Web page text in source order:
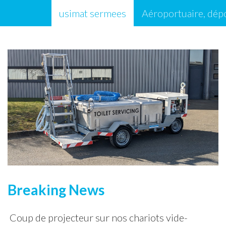
usimat sermees Aéroportuaire,
Média
Breaking News
Coup de projecteur sur nos chariots vide-